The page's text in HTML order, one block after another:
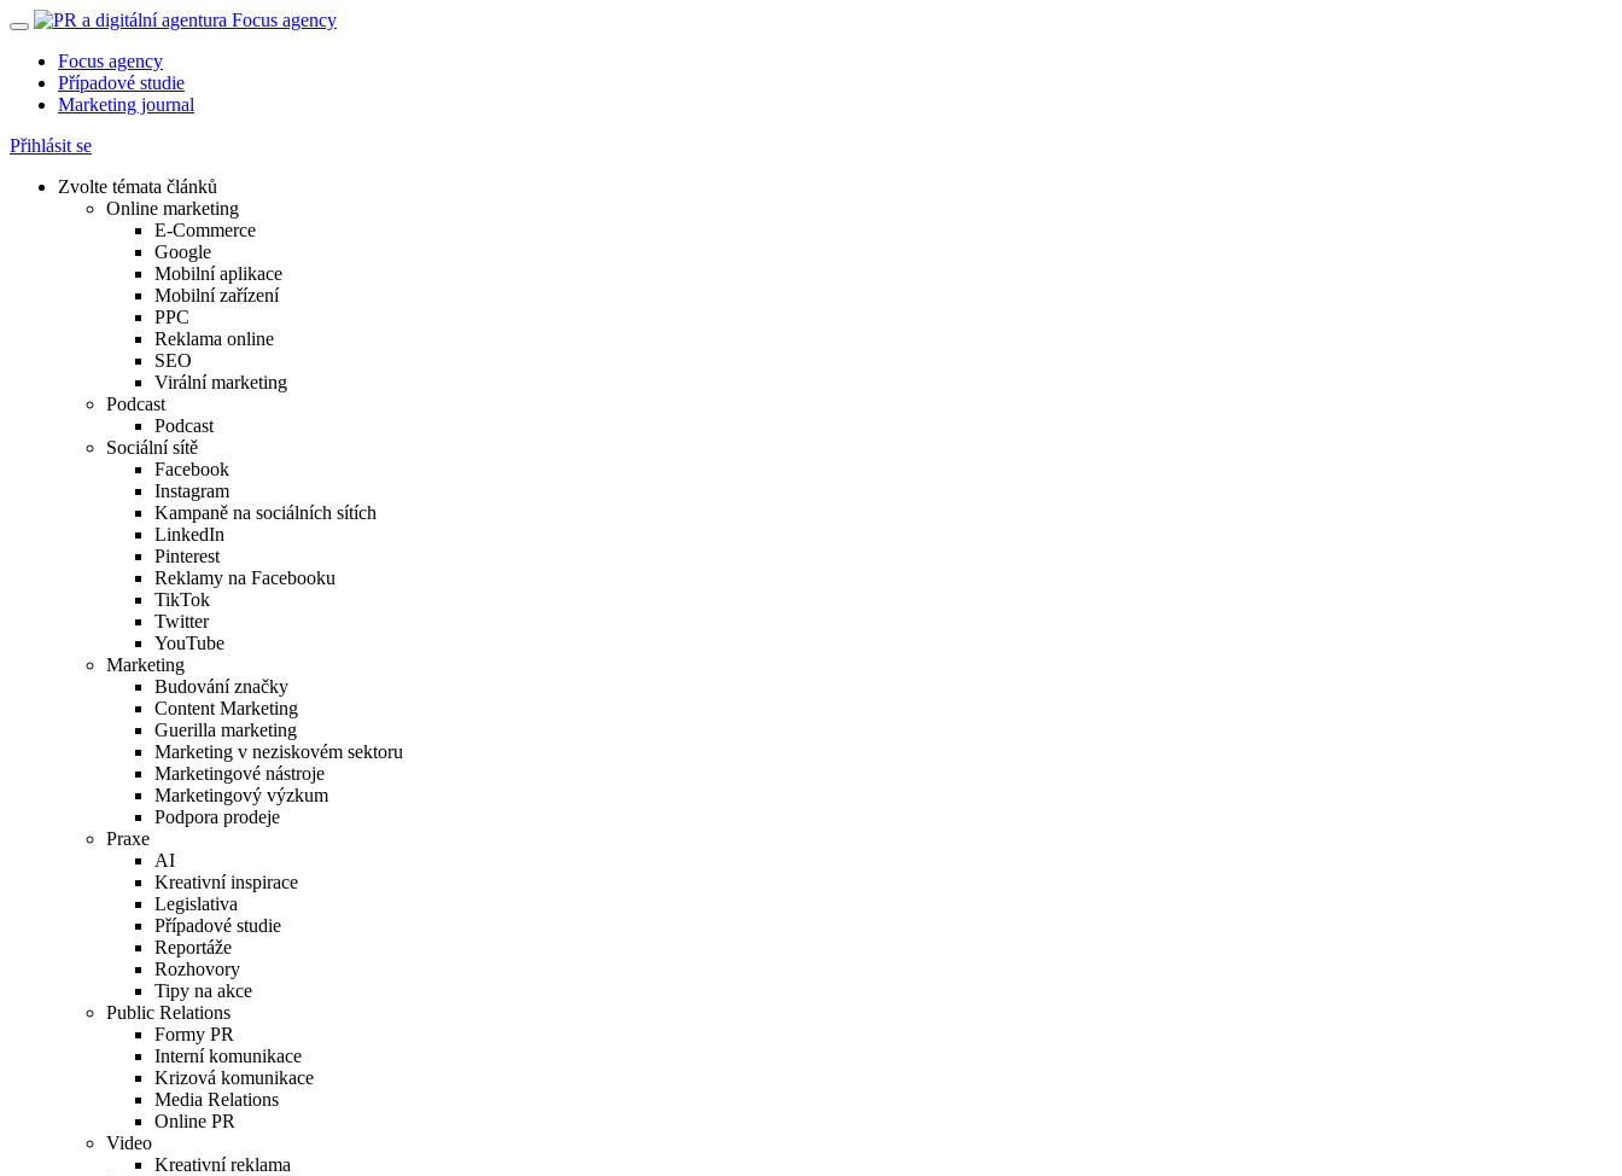
Focus agency
Případové studie
Marketing journal
Přihlásit se
Zvolte témata článků
Online marketing
E-Commerce
Google
Mobilní aplikace
Mobilní zařízení
PPC
Reklama online
SEO
Virální marketing
Podcast
Podcast
Sociální sítě
Facebook
Instagram
Kampaně na sociálních sítích
LinkedIn
Pinterest
Reklamy na Facebooku
TikTok
Twitter
YouTube
Marketing
Budování značky
Content Marketing
Guerilla marketing
Marketing v neziskovém sektoru
Marketingové nástroje
Marketingový výzkum
Podpora prodeje
Praxe
AI
Kreativní inspirace
Legislativa
Případové studie
Reportáže
Rozhovory
Tipy na akce
Public Relations
Formy PR
Interní komunikace
Krizová komunikace
Media Relations
Online PR
Video
Kreativní reklama